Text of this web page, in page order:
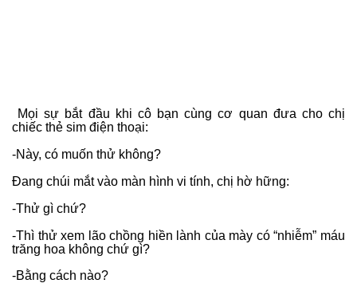
Mọi sự bắt đầu khi cô bạn cùng cơ quan đưa cho chị
chiếc thẻ sim điện thoại:
-Này, có muốn thử không?
Đang chúi mắt vào màn hình vi tính, chị hờ hững:
-Thử gì chứ?
-Thì thử xem lão chồng hiền lành của mày có “nhiễm” máu
trăng hoa không chứ gì?
-Bằng cách nào?